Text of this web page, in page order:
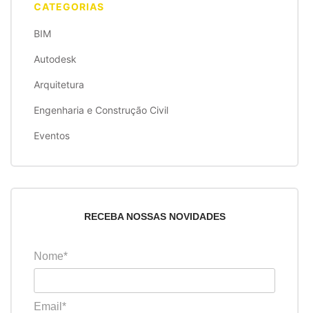
CATEGORIAS
BIM
Autodesk
Arquitetura
Engenharia e Construção Civil
Eventos
RECEBA NOSSAS NOVIDADES
Nome*
Email*